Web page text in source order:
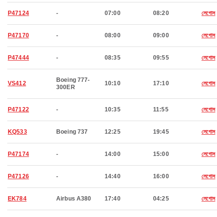
P47124 - 07:00 08:20 লেগোস
P47170 - 08:00 09:00 লেগোস
P47444 - 08:35 09:55 লেগোস
VS412
Boeing 777-
300ER
10:10 17:10 লেগোস
P47122 - 10:35 11:55 লেগোস
KQ533 Boeing 737 12:25 19:45 লেগোস
P47174 - 14:00 15:00 লেগোস
P47126 - 14:40 16:00 লেগোস
EK784 Airbus A380 17:40 04:25 লেগোস